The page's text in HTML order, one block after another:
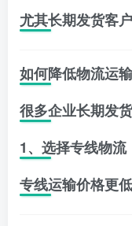
尤其长期发货客
如何降低物流运
很多企业长期发
1、选择专线物流
专线运输价格更低